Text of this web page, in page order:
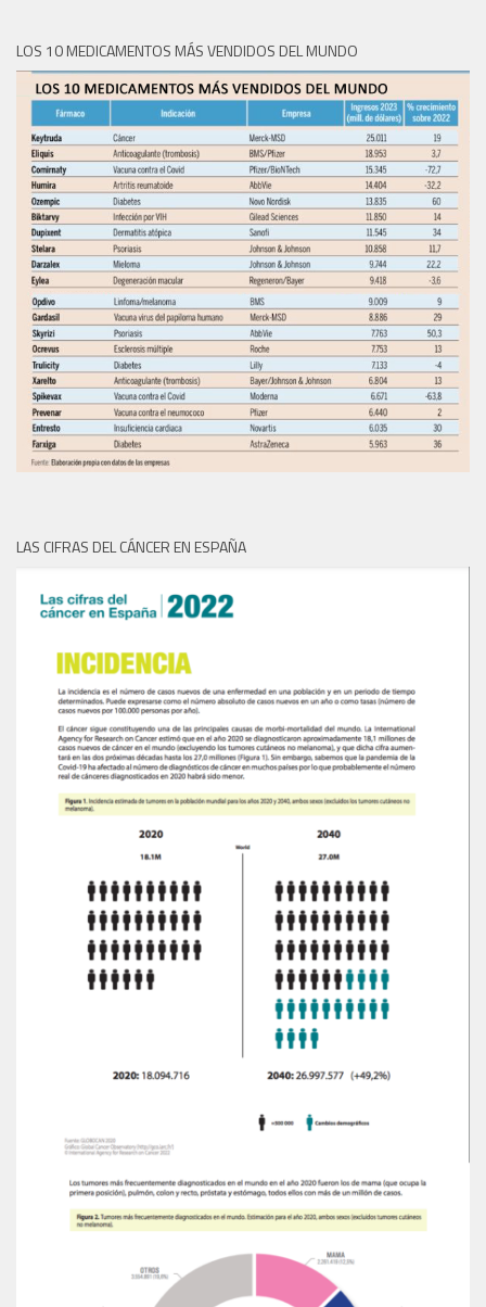
LOS 10 MEDICAMENTOS MÁS VENDIDOS DEL MUNDO
LAS CIFRAS DEL CÁNCER EN ESPAÑA